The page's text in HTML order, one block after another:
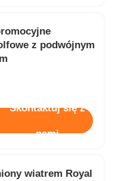
z podwójnym
Skontaktuj się z
nami
wiatrem Royal